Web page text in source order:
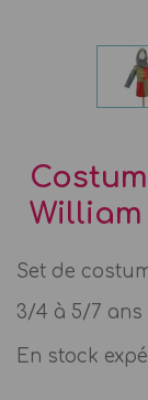
William
Set de
3/4 à 5/7 ans
En stock